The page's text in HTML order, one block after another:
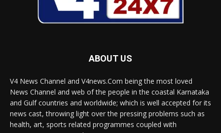
ABOUT US
V4 News Channel and V4news.Com being the most loved
News Channel and web of the people in the coastal Karnataka
and Gulf countries and worldwide; which is well accepted for its
news cast, throwing light over the pressing problems such as
health, art, sports related programmes coupled with